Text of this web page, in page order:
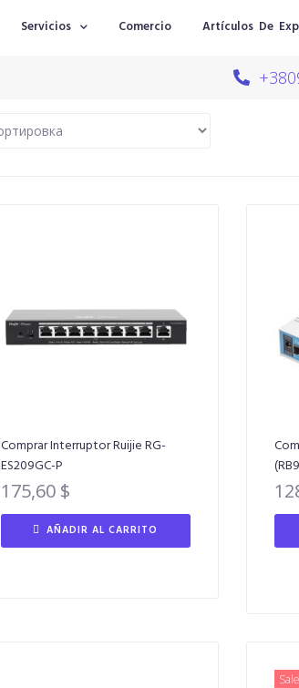
Servicios Comercio Artículos De
Comprar Interruptor Ruijie RG-
ES209GC-P
175,60 $
AÑADIR AL CARRITO